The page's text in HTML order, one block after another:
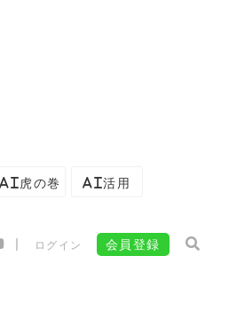
AI虎の巻 AI活用
ログイン 会員登録